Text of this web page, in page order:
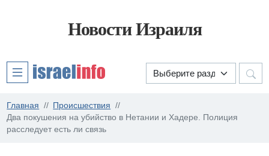
Новости Израиля
Главная
Происшествия
Два покушения на убийство в Нетании и Хадере. Полиция
расследует есть ли связь